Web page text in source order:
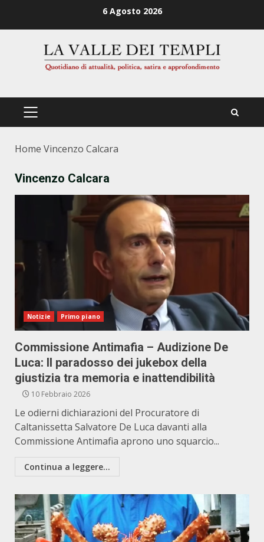
6 Agosto 2026
PRIMÄRES
Home Vincenzo Calcara
Vincenzo Calcara
Notizie Primo piano
Commissione Antimafia – Audizione De
Luca: Il paradosso dei jukebox della
giustizia tra memoria e inattendibilità
10 Febbraio 2026
Le odierni dichiarazioni del Procuratore di
Caltanissetta Salvatore De Luca davanti alla
Commissione Antimafia aprono uno squarcio...
Continua a leggere...